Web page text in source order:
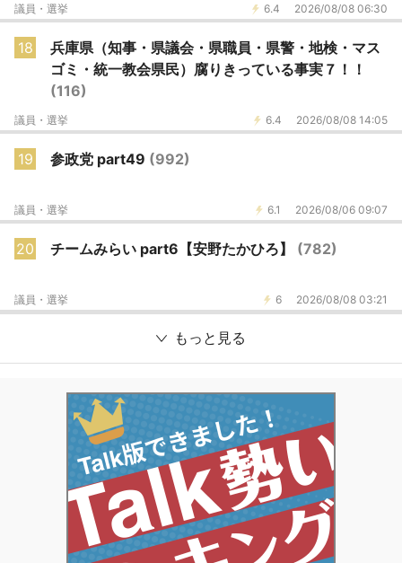
6.4 2026/08/08 06:30
議員・選挙
18
兵庫県（知事・県議会・県職員・県警・地検・マス
ゴミ・統一教会県民）腐りきっている事実７！！
(116)
6.4 2026/08/08 14:05
議員・選挙
19 参政党 part49 (992)
6.1 2026/08/06 09:07
議員・選挙
20 チームみらい part6【安野たかひろ】 (782)
6 2026/08/08 03:21
議員・選挙
もっと見る